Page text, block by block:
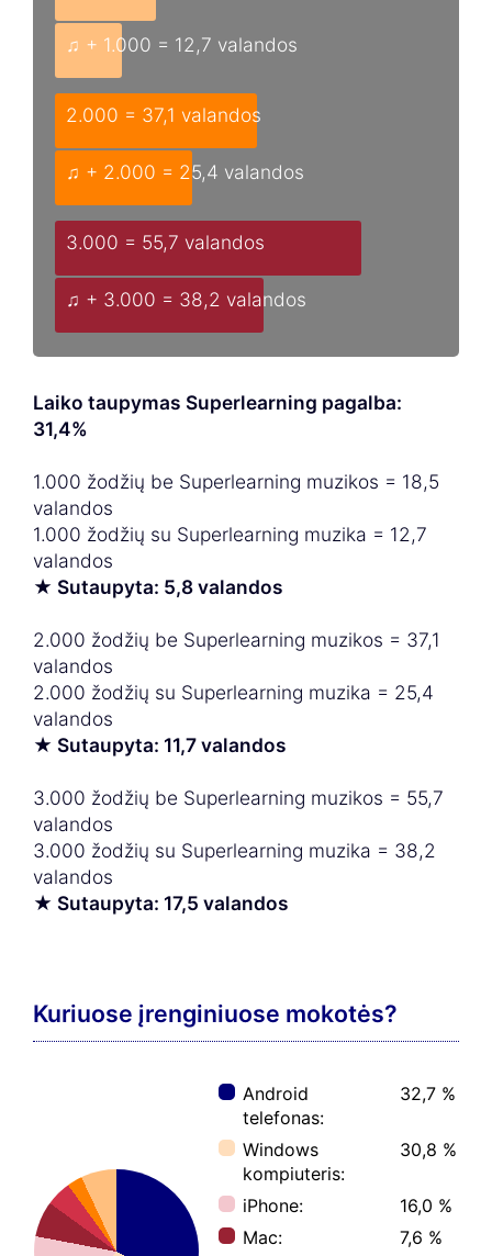
♫ + 1.000 = 12,7 valandos
2.000 = 37,1 valandos
♫ + 2.000 = 25,4 valandos
3.000 = 55,7 valandos
♫ + 3.000 = 38,2 valandos
Laiko taupymas Superlearning pagalba:
31,4%
1.000 žodžių be Superlearning muzikos = 18,5
valandos
1.000 žodžių su Superlearning muzika = 12,7
valandos
★ Sutaupyta: 5,8 valandos
2.000 žodžių be Superlearning muzikos = 37,1
valandos
2.000 žodžių su Superlearning muzika = 25,4
valandos
★ Sutaupyta: 11,7 valandos
3.000 žodžių be Superlearning muzikos = 55,7
valandos
3.000 žodžių su Superlearning muzika = 38,2
valandos
★ Sutaupyta: 17,5 valandos
Kuriuose įrenginiuose mokotės?
Android
telefonas:
32,7 %
Windows
kompiuteris:
30,8 %
iPhone:
16,0 %
Mac:
7,6 %